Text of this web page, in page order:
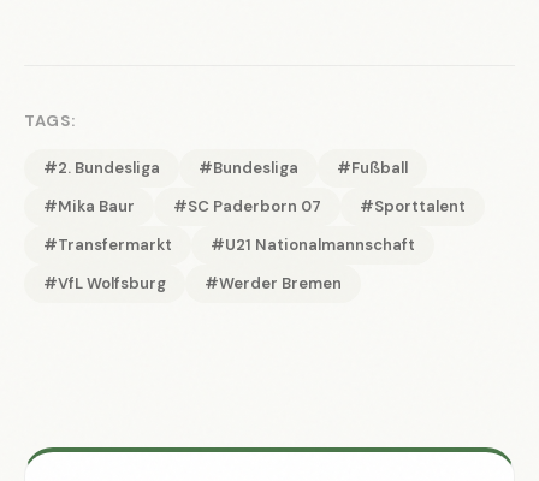
TAGS:
#2. Bundesliga #Bundesliga
#Fußball
#Mika Baur
#SC Paderborn 07
#Sporttalent
#Transfermarkt
#U21 Nationalmannschaft
#VfL Wolfsburg
#Werder Bremen